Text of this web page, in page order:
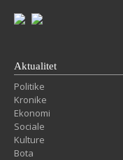
Aktualitet
Politike
Kronike
Ekonomi
Sociale
Kulture
Bota